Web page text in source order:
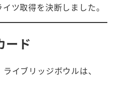
ツ取得を決断しました。
ード
イブリッジボウルは、